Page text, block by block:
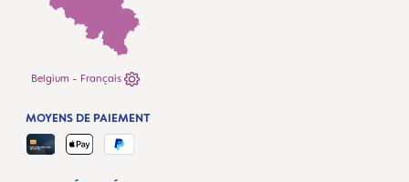
Belgium - Français
MOYENS DE PAIEMENT